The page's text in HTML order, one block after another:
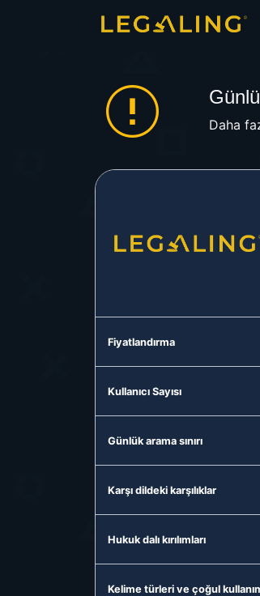
Daha
Fiyatlandırma
Kullanıcı Sayısı
Günlük arama sınırı
Karşı dildeki karşılıklar
Hukuk dalı kırılımları
Kelime türleri ve çoğul